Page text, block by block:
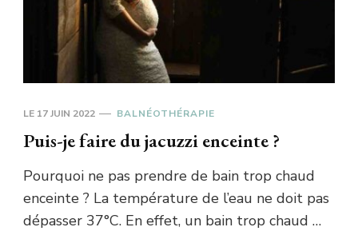
LE 17 JUIN 2022 BALNÉOTHÉRAPIE
Puis-je faire du jacuzzi enceinte ?
Pourquoi ne pas prendre de bain trop chaud
enceinte ? La température de l’eau ne doit pas
dépasser 37°C. En effet, un bain trop chaud …